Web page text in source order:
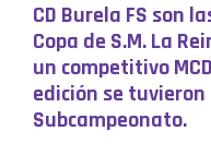
CD Burela FS son
Copa de S.M. La
un competitivo
edición se
Subcampeonato.